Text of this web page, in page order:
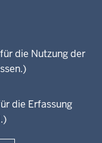
die Nutzung der
die Erfassung